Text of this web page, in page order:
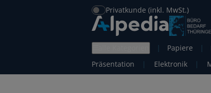
Privatkunde (inkl. MwSt.)
| Papiere |
Präsentation
| Elektronik |